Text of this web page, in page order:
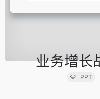
业务增长
PPT